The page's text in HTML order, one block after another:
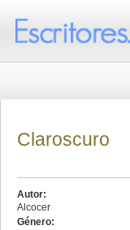
Claroscuro
Autor:
Alcocer
Género: